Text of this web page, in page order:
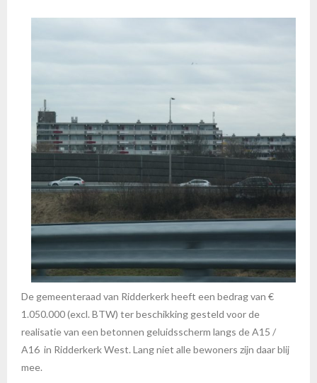
De gemeenteraad van Ridderkerk heeft een bedrag van €
1.050.000 (excl. BTW) ter beschikking gesteld voor de
realisatie van een betonnen geluidsscherm langs de A15 /
A16 in Ridderkerk West. Lang niet alle bewoners zijn daar blij
mee.